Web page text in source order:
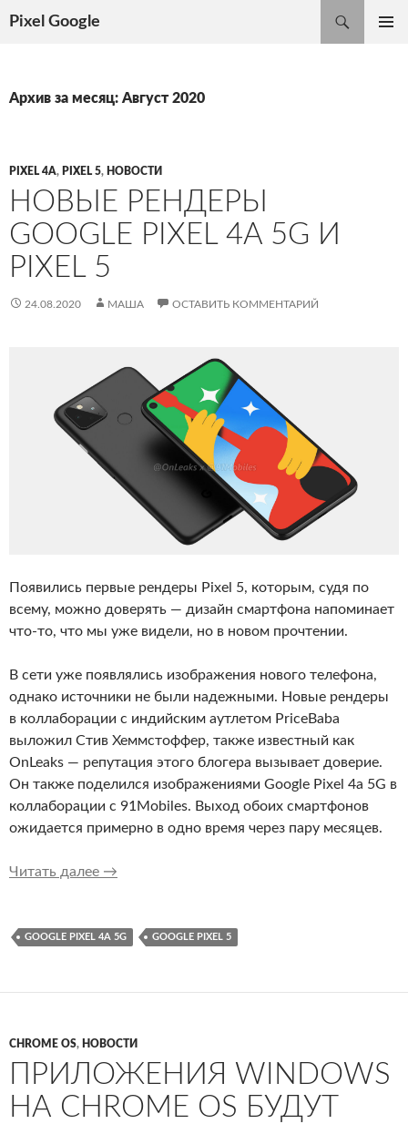
Pixel Google
Архив за месяц: Август 2020
PIXEL 4A, PIXEL 5, НОВОСТИ
НОВЫЕ РЕНДЕРЫ
GOOGLE PIXEL 4A 5G И
PIXEL 5
24.08.2020 МАША ОСТАВИТЬ КОММЕНТАРИЙ
Появились первые рендеры Pixel 5, которым, судя по
всему, можно доверять — дизайн смартфона напоминает
что-то, что мы уже видели, но в новом прочтении.
В сети уже появлялись изображения нового телефона,
однако источники не были надежными. Новые рендеры
в коллаборации с индийским аутлетом PriceBaba
выложил Стив Хеммстоффер, также известный как
OnLeaks — репутация этого блогера вызывает доверие.
Он также поделился изображениями Google Pixel 4a 5G в
коллаборации с 91Mobiles. Выход обоих смартфонов
ожидается примерно в одно время через пару месяцев.
Читать далее Новые рендеры Google Pixel 4a 5G и Pixel 5
→
GOOGLE PIXEL 4A 5G GOOGLE PIXEL 5
CHROME OS, НОВОСТИ
ПРИЛОЖЕНИЯ WINDOWS
НА CHROME OS БУДУТ